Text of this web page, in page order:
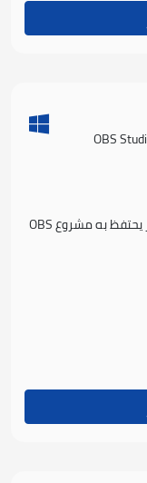
برنامج مجاني للتدفق والتسجيل مفتوح المصدر يحتفظ به مشروع OBS